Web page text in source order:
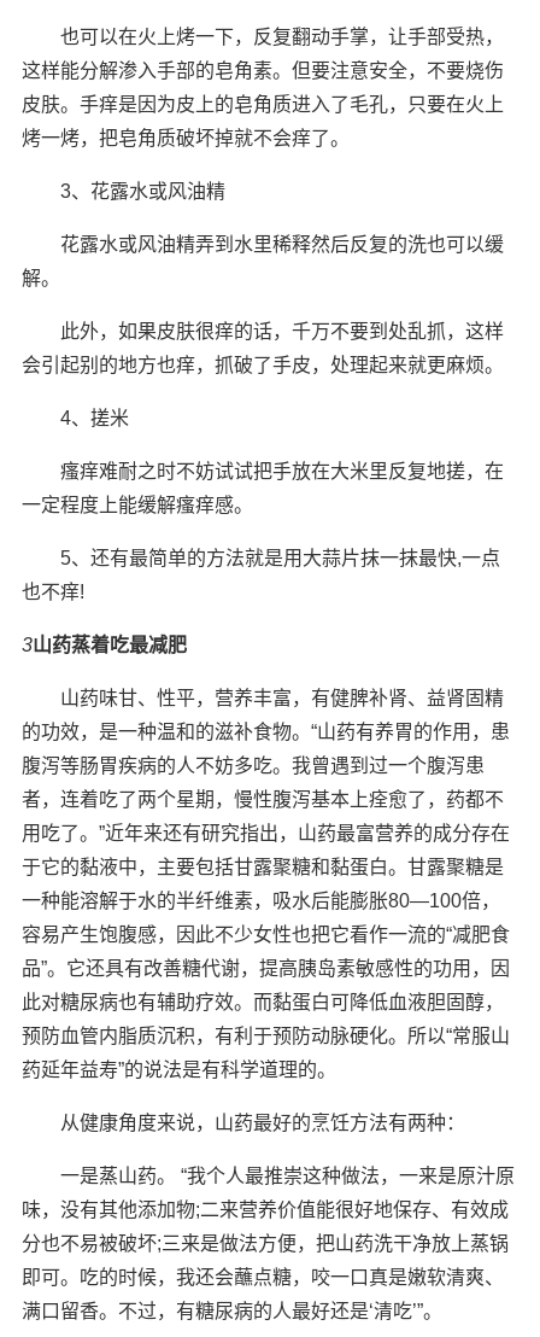
也可以在火上烤一下，反复翻动手掌，让手部受热，
这样能分解渗入手部的皂角素。但要注意安全，不要烧伤
皮肤。手痒是因为皮上的皂角质进入了毛孔，只要在火上
烤一烤，把皂角质破坏掉就不会痒了。
3、花露水或风油精
花露水或风油精弄到水里稀释然后反复的洗也可以缓
解。
此外，如果皮肤很痒的话，千万不要到处乱抓，这样
会引起别的地方也痒，抓破了手皮，处理起来就更麻烦。
4、搓米
瘙痒难耐之时不妨试试把手放在大米里反复地搓，在
一定程度上能缓解瘙痒感。
5、还有最简单的方法就是用大蒜片抹一抹最快,一点
也不痒!
3山药蒸着吃最减肥
山药味甘、性平，营养丰富，有健脾补肾、益肾固精
的功效，是一种温和的滋补食物。“山药有养胃的作用，患
腹泻等肠胃疾病的人不妨多吃。我曾遇到过一个腹泻患
者，连着吃了两个星期，慢性腹泻基本上痊愈了，药都不
用吃了。”近年来还有研究指出，山药最富营养的成分存在
于它的黏液中，主要包括甘露聚糖和黏蛋白。甘露聚糖是
一种能溶解于水的半纤维素，吸水后能膨胀80—100倍，
容易产生饱腹感，因此不少女性也把它看作一流的“减肥食
品”。它还具有改善糖代谢，提高胰岛素敏感性的功用，因
此对糖尿病也有辅助疗效。而黏蛋白可降低血液胆固醇，
预防血管内脂质沉积，有利于预防动脉硬化。所以“常服山
药延年益寿”的说法是有科学道理的。
从健康角度来说，山药最好的烹饪方法有两种：
一是蒸山药。 “我个人最推崇这种做法，一来是原汁原
味，没有其他添加物;二来营养价值能很好地保存、有效成
分也不易被破坏;三来是做法方便，把山药洗干净放上蒸锅
即可。吃的时候，我还会蘸点糖，咬一口真是嫩软清爽、
满口留香。不过，有糖尿病的人最好还是‘清吃’”。